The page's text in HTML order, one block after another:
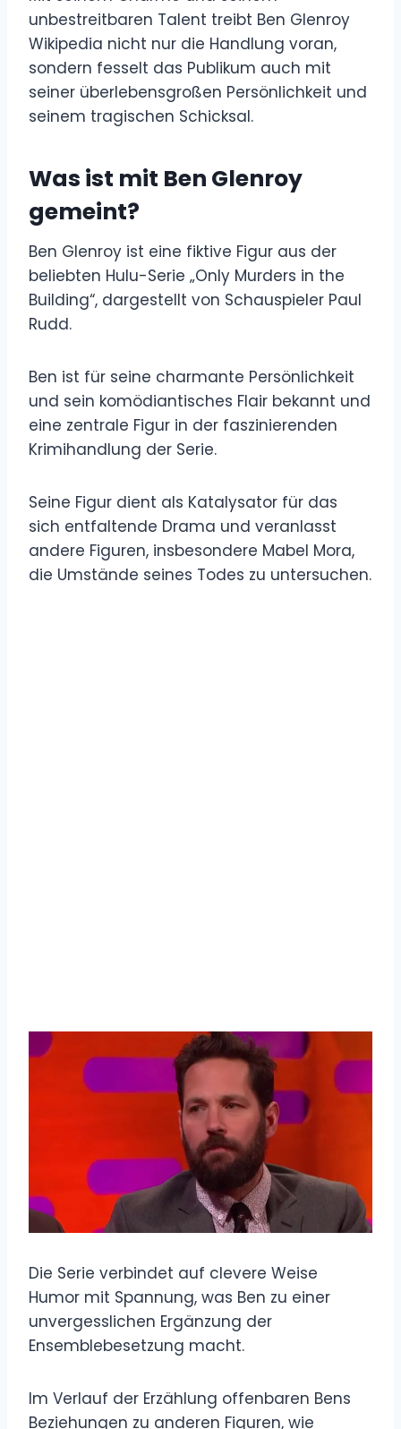
unbestreitbaren Talent treibt Ben Glenroy
Wikipedia nicht nur die Handlung voran,
sondern fesselt das Publikum auch mit
seiner überlebensgroßen Persönlichkeit und
seinem tragischen Schicksal.
Was ist mit Ben Glenroy
gemeint?
Ben Glenroy ist eine fiktive Figur aus der
beliebten Hulu-Serie „Only Murders in the
Building“, dargestellt von Schauspieler Paul
Rudd.
Ben ist für seine charmante Persönlichkeit
und sein komödiantisches Flair bekannt und
eine zentrale Figur in der faszinierenden
Krimihandlung der Serie.
Seine Figur dient als Katalysator für das
sich entfaltende Drama und veranlasst
andere Figuren, insbesondere Mabel Mora,
die Umstände seines Todes zu untersuchen.
Die Serie verbindet auf clevere Weise
Humor mit Spannung, was Ben zu einer
unvergesslichen Ergänzung der
Ensemblebesetzung macht.
Im Verlauf der Erzählung offenbaren Bens
Beziehungen zu anderen Figuren, wie